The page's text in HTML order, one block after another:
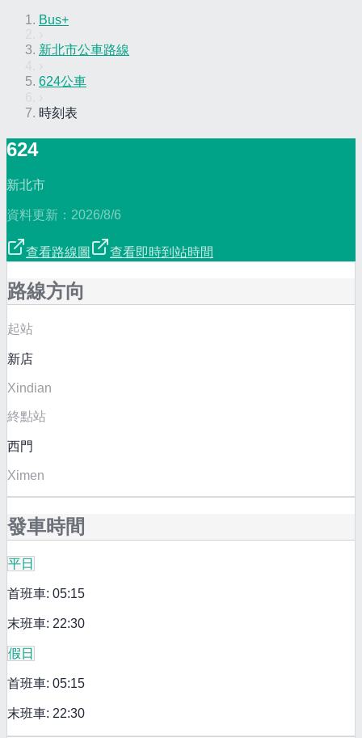
Bus+
新北市公車路線
624公車
時刻表
624
新北市
資料更新： 2026/8/6
查看路線圖 查看即時到站時間
路線方向
起站
新店
Xindian
終點站
西門
Ximen
發車時間
平日
首班車: 05:15
末班車: 22:30
假日
首班車: 05:15
末班車: 22:30